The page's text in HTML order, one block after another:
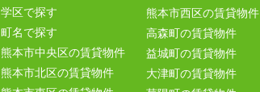
学区で探す
町名で探す
熊本市中央区の賃貸物件
熊本市北区の賃貸物件
熊本市西区の賃貸物件
高森町の賃貸物件
益城町の賃貸物件
大津町の賃貸物件